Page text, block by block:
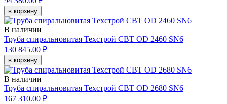
в корзину
В наличии
Труба спиральновитая Техстрой СВТ OD 2460 SN6
130 845.00 ₽
в корзину
В наличии
Труба спиральновитая Техстрой СВТ OD 2680 SN6
167 310.00 ₽